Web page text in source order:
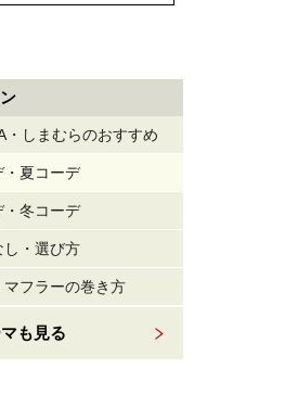
・しまむらのおすすめ
・夏コーデ
・冬コーデ
し・選び方
フラーの巻き方
も見る